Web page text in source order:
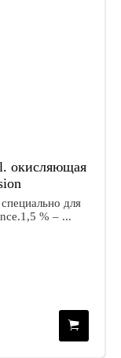
окисляющая
для
% – ...